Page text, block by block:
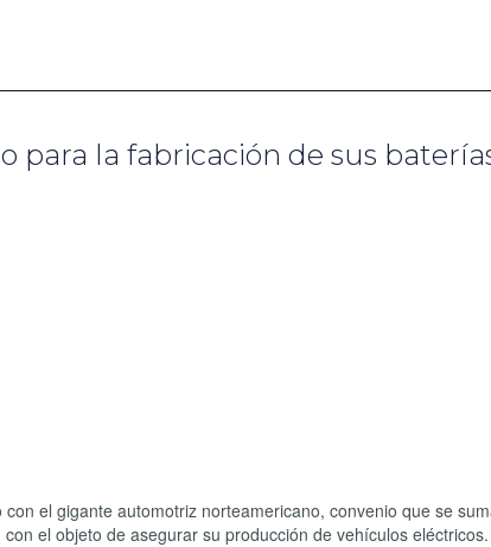
para la fabricación de sus
el gigante automotriz norteamericano, convenio que se
el objeto de asegurar su producción de vehículos eléctricos.